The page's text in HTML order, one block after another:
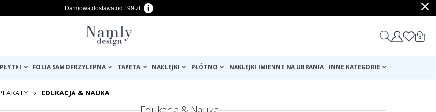
Darmowa dostawa od 199 zł
Cart
0
FOLIA SAMOPRZYLEPNA TAPETA NAKLEJKI PŁÓTNO NAKLEJKI IMIENNE NA UBRANIA INNE KATEGORIE
EDUKACJA & NAUKA